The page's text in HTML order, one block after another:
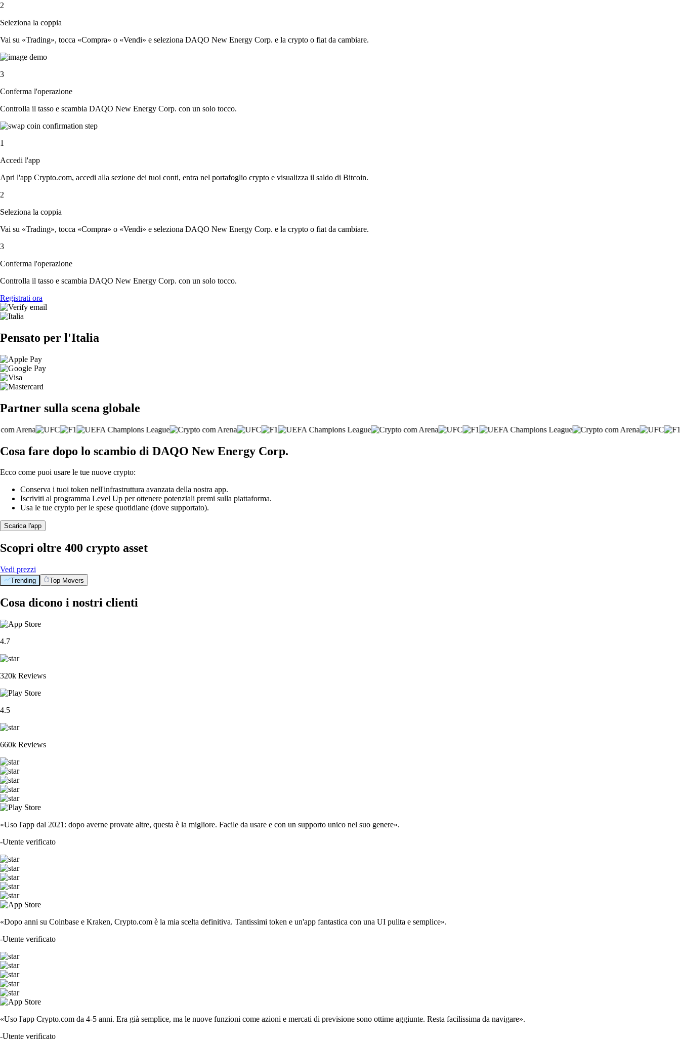
2
Seleziona la coppia
Vai su «Trading», tocca «Compra» o «Vendi» e seleziona DAQO New Energy Corp. e la crypto o fiat da cambiare.
3
Conferma l'operazione
Controlla il tasso e scambia DAQO New Energy Corp. con un solo tocco.
1
Accedi l'app
Apri l'app Crypto.com, accedi alla sezione dei tuoi conti, entra nel portafoglio crypto e visualizza il saldo di Bitcoin.
2
Seleziona la coppia
Vai su «Trading», tocca «Compra» o «Vendi» e seleziona DAQO New Energy Corp. e la crypto o fiat da cambiare.
3
Conferma l'operazione
Controlla il tasso e scambia DAQO New Energy Corp. con un solo tocco.
Registrati ora
Pensato per l'Italia
Partner sulla scena globale
Cosa fare dopo lo scambio di DAQO New Energy Corp.
Ecco come puoi usare le tue nuove crypto:
Conserva i tuoi token nell'infrastruttura avanzata della nostra app.
Iscriviti al programma Level Up per ottenere potenziali premi sulla piattaforma.
Usa le tue crypto per le spese quotidiane (dove supportato).
Scarica l'app
Scopri oltre 400 crypto asset
Vedi prezzi
Trending Top Movers
Cosa dicono i nostri clienti
4.7
320k Reviews
4.5
660k Reviews
«Uso l'app dal 2021: dopo averne provate altre, questa è la migliore. Facile da usare e con un supporto unico nel suo genere».
-Utente verificato
«Dopo anni su Coinbase e Kraken, Crypto.com è la mia scelta definitiva. Tantissimi token e un'app fantastica con una UI pulita e semplice».
-Utente verificato
«Uso l'app Crypto.com da 4-5 anni. Era già semplice, ma le nuove funzioni come azioni e mercati di previsione sono ottime aggiunte. Resta facilissima da navigare».
-Utente verificato